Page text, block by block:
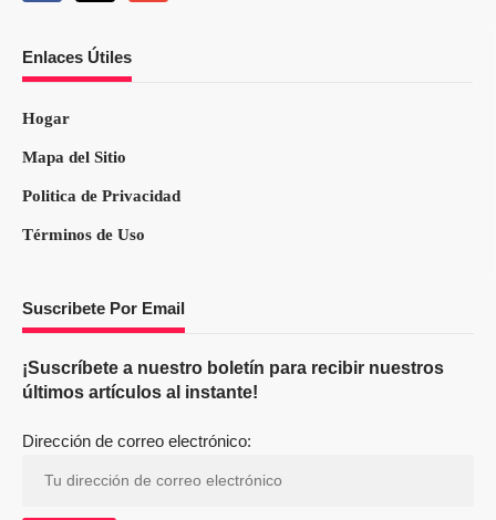
Enlaces Útiles
Hogar
Mapa del Sitio
Politica de Privacidad
Términos de Uso
Suscribete Por Email
¡Suscríbete a nuestro boletín para recibir nuestros
últimos artículos al instante!
Dirección de correo electrónico: